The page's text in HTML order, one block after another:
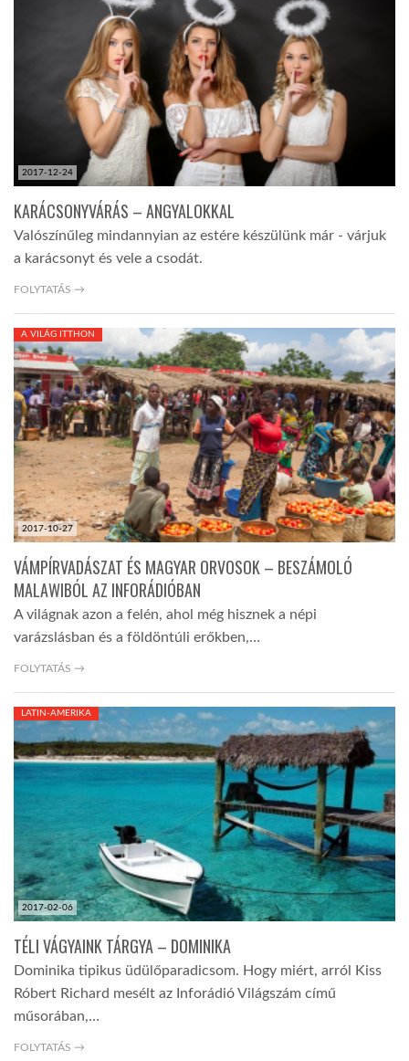
TROPICALMAGAZIN
GLOBOTV
AFRIKA TUDÁSTÁR
LINKTR.EE
GLOBOZSARU
DOBRAVERO.HU
LATIMO.HU
GLOBOBOOK
2017-12-24
KARÁCSONYVÁRÁS – ANGYALOKKAL
Valószínűleg mindannyian az estére készülünk már - várjuk
a karácsonyt és vele a csodát.
FOLYTATÁS →
2017-10-27
A VILÁG ITTHON
VÁMPÍRVADÁSZAT ÉS MAGYAR ORVOSOK – BESZÁMOLÓ
MALAWIBÓL AZ INFORÁDIÓBAN
A világnak azon a felén, ahol még hisznek a népi
varázslásban és a földöntúli erőkben,…
FOLYTATÁS →
2017-02-06
LATIN-AMERIKA
TÉLI VÁGYAINK TÁRGYA – DOMINIKA
Dominika tipikus üdülőparadicsom. Hogy miért, arról Kiss
Róbert Richard mesélt az Inforádió Világszám című
műsorában,…
FOLYTATÁS →